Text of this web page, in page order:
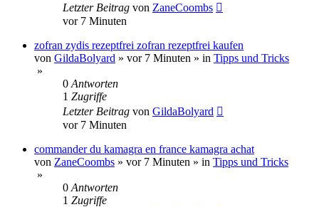
Letzter Beitrag von ZaneCoombs
vor 7 Minuten
zofran zydis rezeptfrei zofran rezeptfrei kaufen
von GildaBolyard » vor 7 Minuten » in Tipps und Tricks
»
0 Antworten
1 Zugriffe
Letzter Beitrag von GildaBolyard
vor 7 Minuten
commander du kamagra en france kamagra achat
von ZaneCoombs » vor 7 Minuten » in Tipps und Tricks
»
0 Antworten
1 Zugriffe